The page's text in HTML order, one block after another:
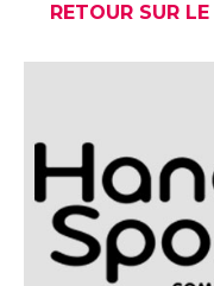
RETOUR SUR